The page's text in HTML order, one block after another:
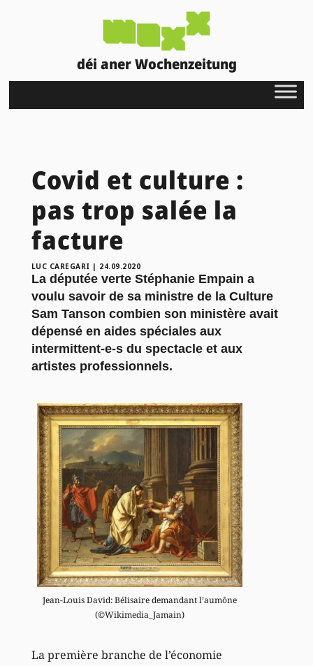
déi aner Wochenzeitung
Covid et culture :
pas trop salée la
facture
LUC CAREGARI | 24.09.2020
La députée verte Stéphanie Empain a
voulu savoir de sa ministre de la Culture
Sam Tanson combien son ministère avait
dépensé en aides spéciales aux
intermittent-e-s du spectacle et aux
artistes professionnels.
Jean-Louis David: Bélisaire demandant l’aumône
(©Wikimedia_Jamain)
La première branche de l’économie